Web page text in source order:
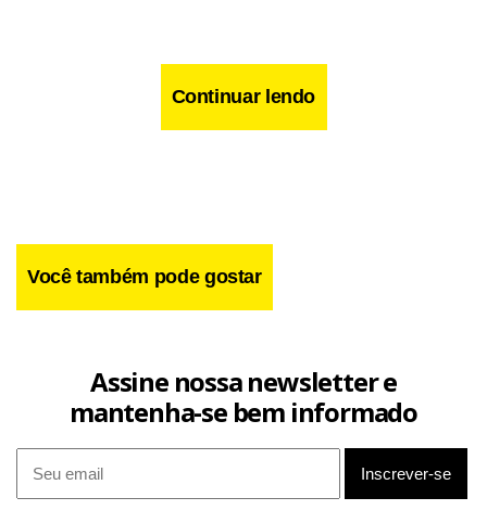
Continuar lendo
Você também pode gostar
Assine nossa newsletter e
mantenha-se bem informado